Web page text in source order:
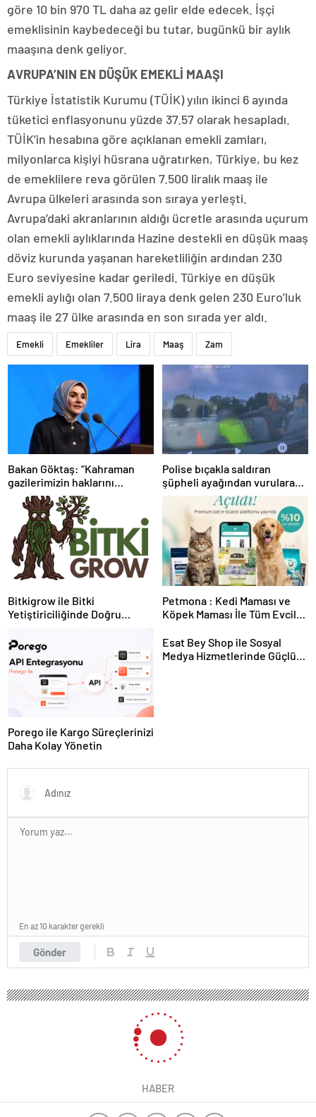
göre 10 bin 970 TL daha az gelir elde edecek. İşçi
emeklisinin kaybedeceği bu tutar, bugünkü bir aylık
maaşına denk geliyor.
AVRUPA’NIN EN DÜŞÜK EMEKLİ MAAŞI
Türkiye İstatistik Kurumu (TÜİK) yılın ikinci 6 ayında
tüketici enflasyonunu yüzde 37.57 olarak hesapladı.
TÜİK’in hesabına göre açıklanan emekli zamları,
milyonlarca kişiyi hüsrana uğratırken, Türkiye, bu kez
de emeklilere reva görülen 7.500 liralık maaş ile
Avrupa ülkeleri arasında son sıraya yerleşti.
Avrupa’daki akranlarının aldığı ücretle arasında uçurum
olan emekli aylıklarında Hazine destekli en düşük maaş
döviz kurunda yaşanan hareketliliğin ardından 230
Euro seviyesine kadar geriledi. Türkiye en düşük
emekli aylığı olan 7.500 liraya denk gelen 230 Euro’luk
maaş ile 27 ülke arasında en son sırada yer aldı.
Emekli Emekliler Lira Maaş Zam
Bakan Göktaş: “Kahraman
gazilerimizin haklarını
güçlendiren yeni bir dönemin
kapılarını aralıyoruz”
Polise bıçakla saldıran
şüpheli ayağından vurularak
yakalandı
Bitkigrow ile Bitki
Yetiştiriciliğinde Doğru
Petmona : Kedi Maması ve
Köpek Maması İle Tüm Evcil
Porego ile Kargo Süreçlerinizi
Daha Kolay Yönetin
Esat Bey Shop ile Sosyal
Medya Hizmetlerinde Güçlü
Gönder
En az 10 karakter gerekli
HABER